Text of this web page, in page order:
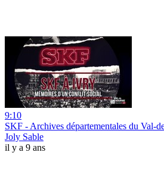
9:10
SKF - Archives départementales du Val-
Joly Sable
il y a 9 ans